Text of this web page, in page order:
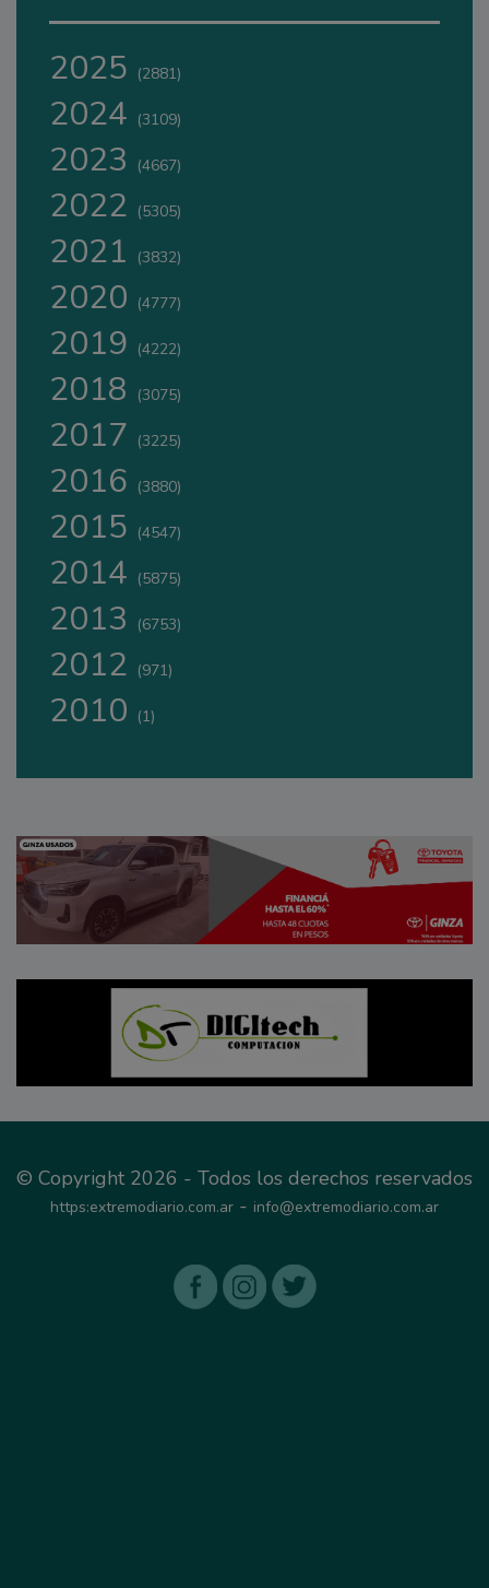
2025 (2881)
2024 (3109)
2023 (4667)
2022 (5305)
2021 (3832)
2020 (4777)
2019 (4222)
2018 (3075)
2017 (3225)
2016 (3880)
2015 (4547)
2014 (5875)
2013 (6753)
2012 (971)
2010 (1)
© Copyright 2026 - Todos los derechos reservados
https:extremodiario.com.ar - info@extremodiario.com.ar